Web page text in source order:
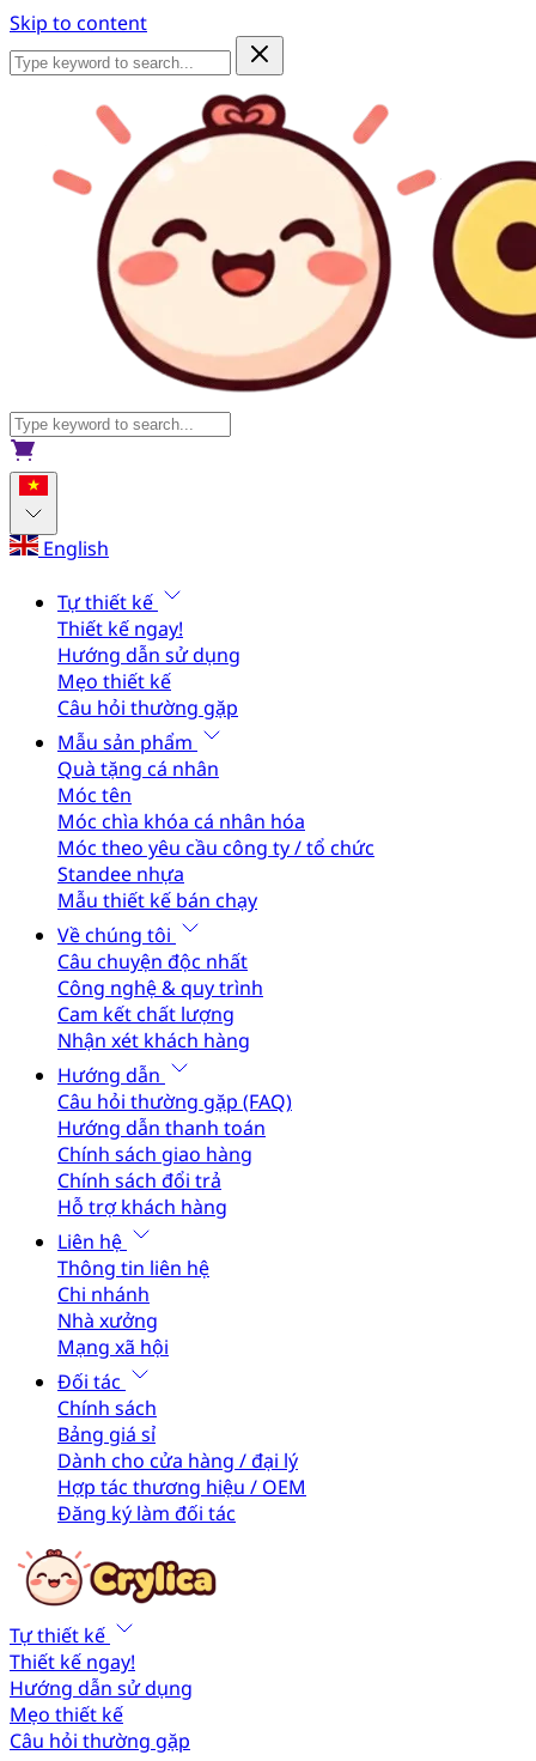
Skip to content
English
Tự thiết kế
Thiết kế ngay!
Hướng dẫn sử dụng
Mẹo thiết kế
Câu hỏi thường gặp
Mẫu sản phẩm
Quà tặng cá nhân
Móc tên
Móc chìa khóa cá nhân hóa
Móc theo yêu cầu công ty / tổ chức
Standee nhựa
Mẫu thiết kế bán chạy
Về chúng tôi
Câu chuyện độc nhất
Công nghệ & quy trình
Cam kết chất lượng
Nhận xét khách hàng
Hướng dẫn
Câu hỏi thường gặp (FAQ)
Hướng dẫn thanh toán
Chính sách giao hàng
Chính sách đổi trả
Hỗ trợ khách hàng
Liên hệ
Thông tin liên hệ
Chi nhánh
Nhà xưởng
Mạng xã hội
Đối tác
Chính sách
Bảng giá sỉ
Dành cho cửa hàng / đại lý
Hợp tác thương hiệu / OEM
Đăng ký làm đối tác
Tự thiết kế
Thiết kế ngay!
Hướng dẫn sử dụng
Mẹo thiết kế
Câu hỏi thường gặp